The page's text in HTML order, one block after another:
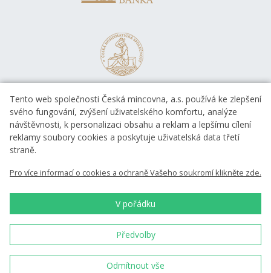
EVROPSKÁ UNIE
Evropský fond pro regionální rozvoj
Evropský fond pro regionální rozvoj
Investice do vaší budoucnosti
Česká mincovna, a.s. © 1993 - 2026
Tento web společnosti Česká mincovna, a.s. používá ke zlepšení
svého fungování, zvýšení uživatelského komfortu, analýze
návštěvnosti, k personalizaci obsahu a reklam a lepšímu cílení
reklamy soubory cookies a poskytuje uživatelská data třetí
straně.
Pro více informací o cookies a ochraně Vašeho soukromí klikněte zde.
V pořádku
Předvolby
Odmítnout vše